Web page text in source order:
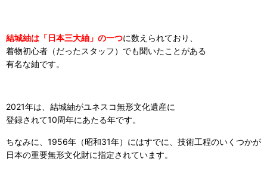
結城紬は「日本三大紬」の一つに数えられており、
着物初心者（だったスタッフ）でも聞いたことがある
有名な紬です。
2021年は、結城紬がユネスコ無形文化遺産に
登録されて10周年にあたる年です。
ちなみに、1956年（昭和31年）にはすでに、技術工程のいくつかが
日本の重要無形文化財に指定されています。